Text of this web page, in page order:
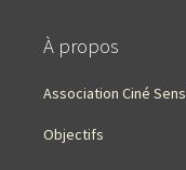
À propos
Association Ciné Sens
Objectifs